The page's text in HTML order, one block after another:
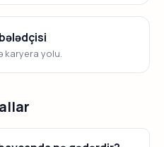
karyera yolu.